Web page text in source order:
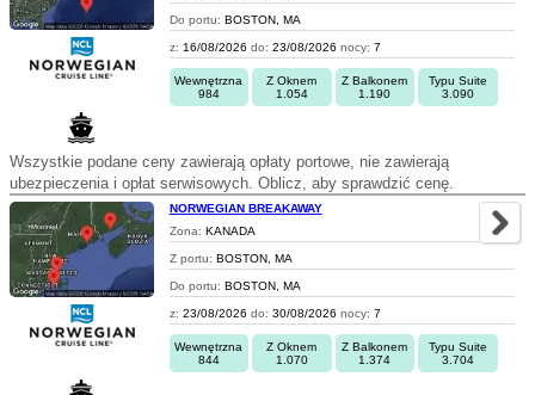
Do portu: BOSTON, MA
z: 16/08/2026 do: 23/08/2026 nocy: 7
Wewnętrzna
984
Z Oknem
1.054
Z Balkonem
1.190
Typu Suite
3.090
Wszystkie podane ceny zawierają opłaty portowe, nie zawierają
ubezpieczenia i opłat serwisowych. Oblicz, aby sprawdzić cenę.
NORWEGIAN BREAKAWAY
Zona: KANADA
Z portu: BOSTON, MA
Do portu: BOSTON, MA
z: 23/08/2026 do: 30/08/2026 nocy: 7
Wewnętrzna
844
Z Oknem
1.070
Z Balkonem
1.374
Typu Suite
3.704